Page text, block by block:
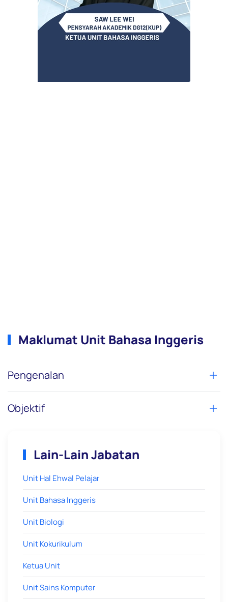
Maklumat Unit Bahasa Inggeris
Pengenalan
Objektif
Lain-Lain Jabatan
Unit Hal Ehwal Pelajar
Unit Bahasa Inggeris
Unit Biologi
Unit Kokurikulum
Ketua Unit
Unit Sains Komputer